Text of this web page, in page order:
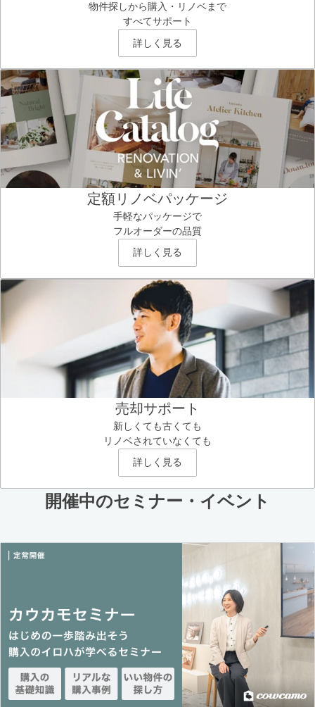
物件探しから購入・リノベまで
すべてサポート
詳しく見る
定額リノベパッケージ
手軽なパッケージで
フルオーダーの品質
詳しく見る
売却サポート
新しくても古くても
リノベされていなくても
詳しく見る
開催中のセミナー・イベント